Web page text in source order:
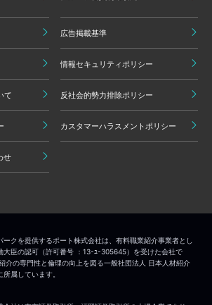
広告掲載基準
情報セキュリティポリシー
て 反社会的勢力排除ポリシー
カスタマーハラスメントポリシー
せ